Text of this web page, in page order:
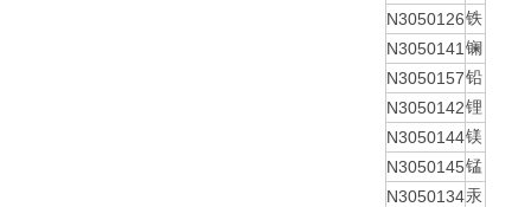
N3050126铁
N3050141 镧
N3050157铅
N3050142锂
N3050144镁
N3050145锰
N3050134汞